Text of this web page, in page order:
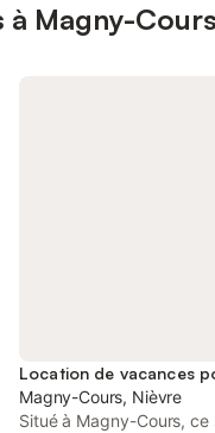
Magny-Cours
Magny-Cours, Nièvre
Situé à Magny-Cours, ce